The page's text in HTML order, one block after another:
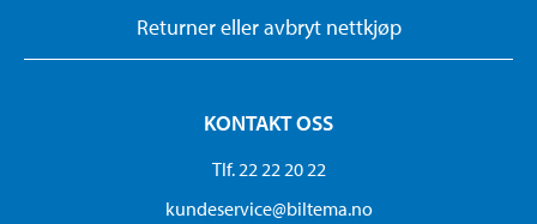
Returner eller avbryt nettkjøp
KONTAKT OSS
Tlf. 22 22 20 22
kundeservice@biltema.no